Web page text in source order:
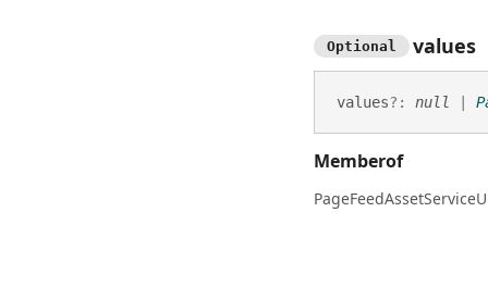
Optional values
values?: null
Memberof